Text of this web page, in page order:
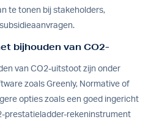
te tonen bij stakeholders,
bijhouden van CO2-
van CO2-uitstoot zijn onder
zoals Greenly, Normative of
opties zoals een goed ingericht
prestatieladder-rekeninstrument